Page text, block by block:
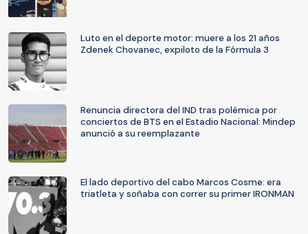
Luto en el deporte motor: muere a los 21 años
Zdenek Chovanec, expiloto de la Fórmula 3
Renuncia directora del IND tras polémica por
conciertos de BTS en el Estadio Nacional: Mindep
anunció a su reemplazante
El lado deportivo del cabo Marcos Cosme: era
triatleta y soñaba con correr su primer IRONMAN